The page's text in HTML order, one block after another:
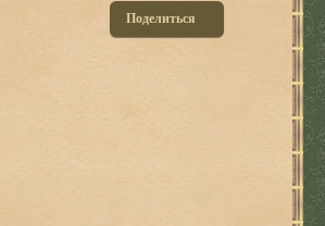
Поделиться